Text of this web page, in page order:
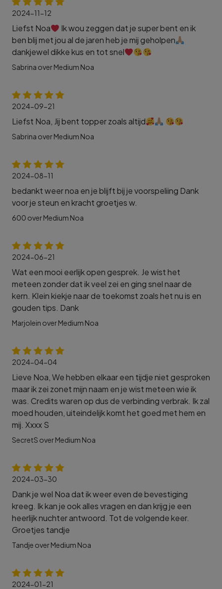
2024-11-12
Liefst Noa
Ik wou zeggen dat je super bent en ik
ben blij met jou al de jaren heb je mij geholpen
dankjewel dikke kus en tot snel
Sabrina over Medium Noa
2024-09-21
Liefst Noa, Jij bent topper zoals altijd
Sabrina over Medium Noa
2024-08-11
bedankt weer noa en je blijft bij je voorspeliing Dank
voor je steun en kracht groetjes w.
600 over Medium Noa
2024-06-21
Wat een mooi eerlijk open gesprek. Je wist het
meteen zonder dat ik veel zei en ging snel naar de
kern. Klein kiekje naar de toekomst zoals het nu is en
gouden tips. Dank
Marjolein over Medium Noa
2024-04-04
Lieve Noa, We hebben elkaar een tijdje niet gesproken
maar ik zei zonet mijn naam en je wist meteen wie ik
was. Credits waren op dus de verbinding verbrak. Ik zal
moed houden, uiteindelijk komt het goed met hem en
mij. Xxxx S
SecretS over Medium Noa
2024-03-30
Dank je wel Noa dat ik weer even de bevestiging
kreeg. Ik kan je ook alles vragen en dan krijg je een
heerlijk nuchter antwoord. Tot de volgende keer.
Groetjes tandje
Tandje over Medium Noa
2024-01-21